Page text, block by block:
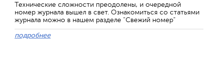
Технические сложности преодолены, и очередной
номер журнала вышел в свет. Ознакомиться со статьями
журнала можно в нашем разделе "Свежий номер"
подробнее